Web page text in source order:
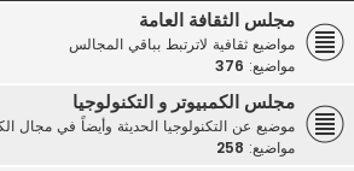
مجلس الثقافة العامة
مواضيع ثقافية لاترتبط بباقي المجالس
مواضيع: 376
مجلس الكمبيوتر و التكنولوجيا
موضيع عن التكنولوجيا الحديثة وأيضاً في مجال
مواضيع: 258